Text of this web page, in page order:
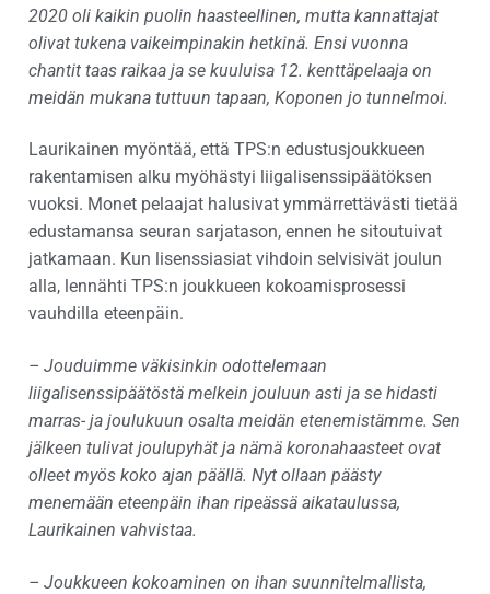
2020 oli kaikin puolin haasteellinen, mutta kannattajat
olivat tukena vaikeimpinakin hetkinä. Ensi vuonna
chantit taas raikaa ja se kuuluisa 12. kenttäpelaaja on
meidän mukana tuttuun tapaan, Koponen jo tunnelmoi.
Laurikainen myöntää, että TPS:n edustusjoukkueen
rakentamisen alku myöhästyi liigalisenssipäätöksen
vuoksi. Monet pelaajat halusivat ymmärrettävästi tietää
edustamansa seuran sarjatason, ennen he sitoutuivat
jatkamaan. Kun lisenssiasiat vihdoin selvisivät joulun
alla, lennähti TPS:n joukkueen kokoamisprosessi
vauhdilla eteenpäin.
– Jouduimme väkisinkin odottelemaan
liigalisenssipäätöstä melkein jouluun asti ja se hidasti
marras- ja joulukuun osalta meidän etenemistämme. Sen
jälkeen tulivat joulupyhät ja nämä koronahaasteet ovat
olleet myös koko ajan päällä. Nyt ollaan päästy
menemään eteenpäin ihan ripeässä aikataulussa,
Laurikainen vahvistaa.
– Joukkueen kokoaminen on ihan suunnitelmallista,